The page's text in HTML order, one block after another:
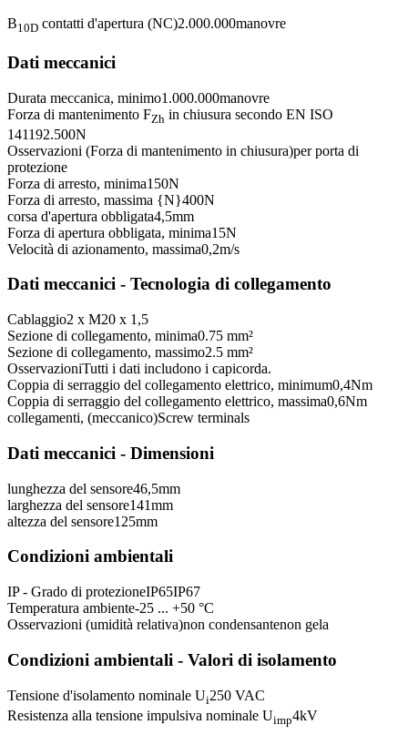
B10D contatti d'apertura (NC)2.000.000manovre
Dati meccanici
Durata meccanica, minimo1.000.000manovre
Forza di mantenimento FZh in chiusura secondo EN ISO
141192.500N
Osservazioni (Forza di mantenimento in chiusura)per porta di
protezione
Forza di arresto, minima150N
Forza di arresto, massima {N}400N
corsa d'apertura obbligata4,5mm
Forza di apertura obbligata, minima15N
Velocità di azionamento, massima0,2m/s
Dati meccanici - Tecnologia di collegamento
Cablaggio2 x M20 x 1,5
Sezione di collegamento, minima0.75 mm²
Sezione di collegamento, massimo2.5 mm²
OsservazioniTutti i dati includono i capicorda.
Coppia di serraggio del collegamento elettrico, minimum0,4Nm
Coppia di serraggio del collegamento elettrico, massima0,6Nm
collegamenti, (meccanico)Screw terminals
Dati meccanici - Dimensioni
lunghezza del sensore46,5mm
larghezza del sensore141mm
altezza del sensore125mm
Condizioni ambientali
IP - Grado di protezioneIP65IP67
Temperatura ambiente-25 ... +50 °C
Osservazioni (umidità relativa)non condensantenon gela
Condizioni ambientali - Valori di isolamento
Tensione d'isolamento nominale Ui250 VAC
Resistenza alla tensione impulsiva nominale Uimp4kV